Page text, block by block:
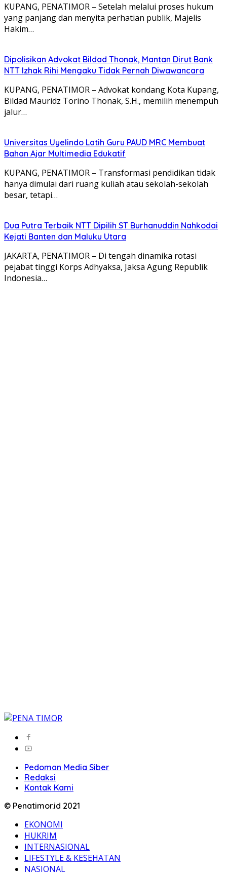
KUPANG, PENATIMOR – Setelah melalui proses hukum
yang panjang dan menyita perhatian publik, Majelis
Hakim…
Dipolisikan Advokat Bildad Thonak, Mantan Dirut Bank
NTT Izhak Rihi Mengaku Tidak Pernah Diwawancara
KUPANG, PENATIMOR – Advokat kondang Kota Kupang,
Bildad Mauridz Torino Thonak, S.H., memilih menempuh
jalur…
Universitas Uyelindo Latih Guru PAUD MRC Membuat
Bahan Ajar Multimedia Edukatif
KUPANG, PENATIMOR – Transformasi pendidikan tidak
hanya dimulai dari ruang kuliah atau sekolah-sekolah
besar, tetapi…
Dua Putra Terbaik NTT Dipilih ST Burhanuddin Nahkodai
Kejati Banten dan Maluku Utara
JAKARTA, PENATIMOR – Di tengah dinamika rotasi
pejabat tinggi Korps Adhyaksa, Jaksa Agung Republik
Indonesia…
Pedoman Media Siber
Redaksi
Kontak Kami
© Penatimor.id 2021
EKONOMI
HUKRIM
INTERNASIONAL
LIFESTYLE & KESEHATAN
NASIONAL